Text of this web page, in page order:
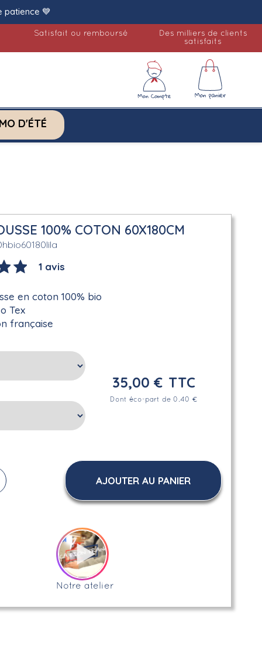
patience 💙
Satisfait ou remboursé
Des milliers de clients
satisfaits
D'ÉTÉ
100% COTON 60X180CM
1 avis
en coton 100% bio
Tex
française
35,00 € TTC
Dont éco-part de 0.40 €
AJOUTER AU PANIER
Notre atelier